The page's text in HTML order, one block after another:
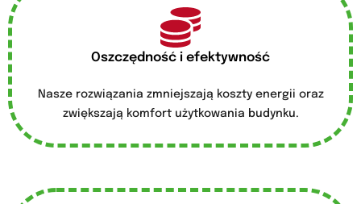
Oszczędność i efektywność
Nasze rozwiązania zmniejszają koszty energii oraz
zwiększają komfort użytkowania budynku.